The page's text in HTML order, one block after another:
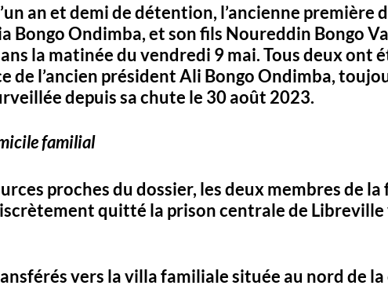
an et demi de détention, l’ancienne première
Bongo Ondimba, et son fils Noureddin Bongo
la matinée du vendredi 9 mai. Tous deux ont
de l’ancien président Ali Bongo Ondimba,
depuis sa chute le 30 août 2023.
familial
proches du dossier, les deux membres de
quitté la prison centrale de
vers la villa familiale située au nord de